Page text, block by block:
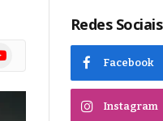
Redes Sociais
Facebook
Instagram